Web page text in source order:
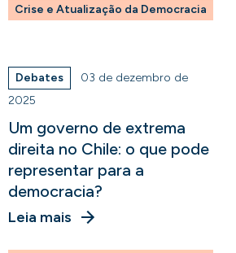
Crise e Atualização da Democracia
Debates
03 de dezembro de
2025
Um governo de extrema
direita no Chile: o que pode
representar para a
democracia?
Leia mais